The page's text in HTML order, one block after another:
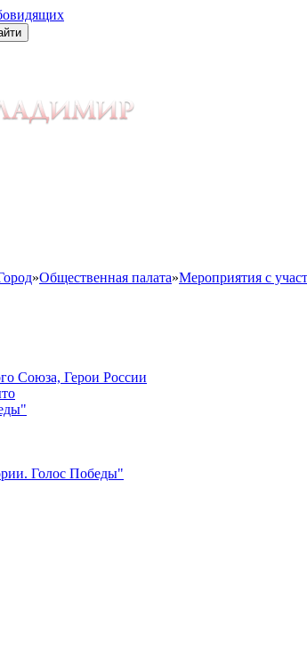
»Общественная палата»Мероприятия с
Союза, Герои России
Голос Победы"